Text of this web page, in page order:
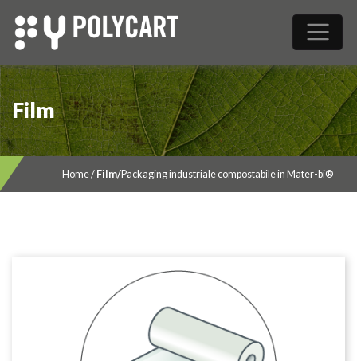
Film
Home/ Film/Packaging industriale compostabile in Mater-bi®